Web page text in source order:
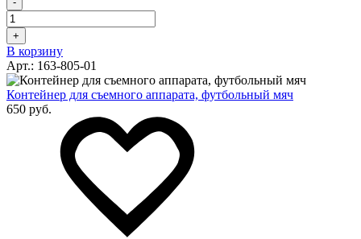
+
В корзину
Арт.: 163-805-01
Контейнер для съемного аппарата, футбольный мяч
650 руб.